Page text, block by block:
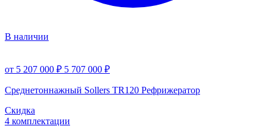
В наличии
от 5 207 000 ₽ 5 707 000 ₽
Среднетоннажный Sollers TR120 Рефрижератор
Скидка
4 комплектации